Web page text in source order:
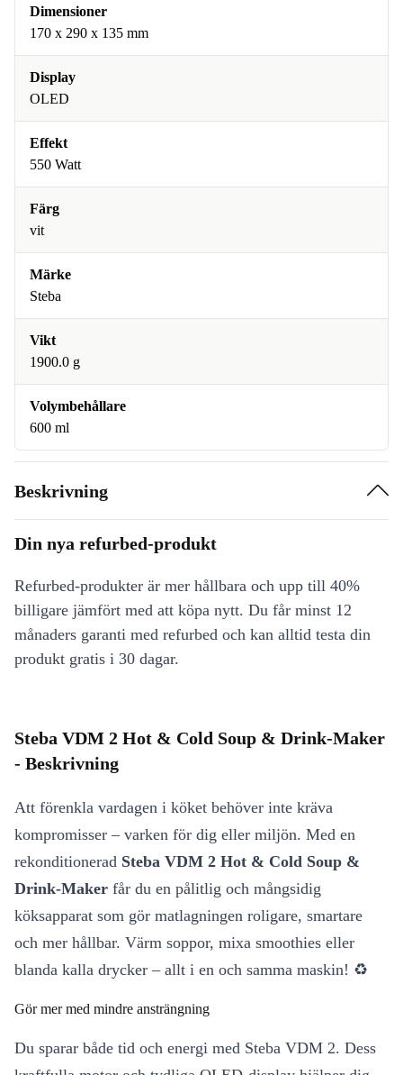
Dimensioner
170 x 290 x 135 mm
Display
OLED
Effekt
550 Watt
Färg
vit
Märke
Steba
Vikt
1900.0 g
Volymbehållare
600 ml
Beskrivning
Din nya refurbed-produkt
Refurbed-produkter är mer hållbara och upp till 40%
billigare jämfört med att köpa nytt. Du får minst 12
månaders garanti med refurbed och kan alltid testa din
produkt gratis i 30 dagar.
Steba VDM 2 Hot & Cold Soup & Drink-Maker
- Beskrivning
Att förenkla vardagen i köket behöver inte kräva
kompromisser – varken för dig eller miljön. Med en
rekonditionerad Steba VDM 2 Hot & Cold Soup &
Drink-Maker får du en pålitlig och mångsidig
köksapparat som gör matlagningen roligare, smartare
och mer hållbar. Värm soppor, mixa smoothies eller
blanda kalla drycker – allt i en och samma maskin! ♻️
Gör mer med mindre ansträngning
Du sparar både tid och energi med Steba VDM 2. Dess